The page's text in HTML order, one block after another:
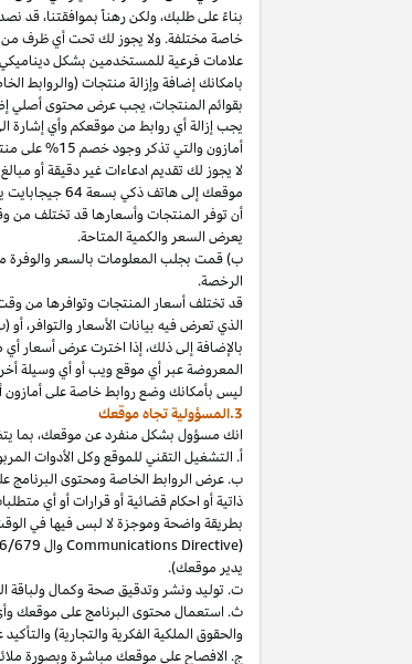
بناءً على طلبك، ولكن رهناً بموافقتنا، قد
خاصة مختلفة. ولا يجوز لك تحت أي ظرف من
علامات فرعية للمستخدمين بشكل
بامكانك إضافة وإزالة منتجات (والروابط
بقوائم المنتجات، يجب عرض محتوىأصلي
يجب إزالة أي روابط من موقعكم وأي إشارة
أمازون والتي تذكر وجود خصم 15% على منتجات
لا يجوز لك تقديم ادعاءاتغيردقيقةأو مبالغ
موقعكإلىهاتفذكي بسعة جيجابايت
أن توفر المنتجات وأسعارها قد تختلف من
يعرض السعر والكمية المتاحة.
ب) قمت بجلب المعلومات بالسعر والوفرة
الرخصة.
قد تختلف أسعار المنتجات وتوافرها من وقت
الذي تعرض فيه بيانات الأسعار والتوافر،
بالإضافة إلىذلك، إذا اخترتعرضأسعار أي
المعروضةعبر أي موقعويبأوأيوسيلة
ليس بأمكانكوضع روابط خاصة على أمازون
3.المسؤولية تجاه موقعك
انك مسؤول بشكل منفرد عن موقعك، بما
أ. التشغيل التقني للموقع وكل الأدوات
ب. عرض الروابط الخاصة ومحتوى البرنامج
ذاتية أو احكام قضائية أو قرارات أو أي
بطريقة واضحة وموجزة لا لبس فيها في
Communications Directive) وال 679
يدير موقعك).
ت. توليد ونشر وتدقيق صحة وكمال
ث. استعمال محتوى البرنامج على موقعك
والحقوق الملكية الفكرية والتجارية)
ج. الافصاح على موقعك مباشرة وبصورة